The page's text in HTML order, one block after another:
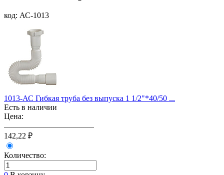
код: АС-1013
1013-АС Гибкая труба без выпуска 1 1/2"*40/50 ...
Есть в наличии
Цена:
.............................................
142,22 ₽
Количество: